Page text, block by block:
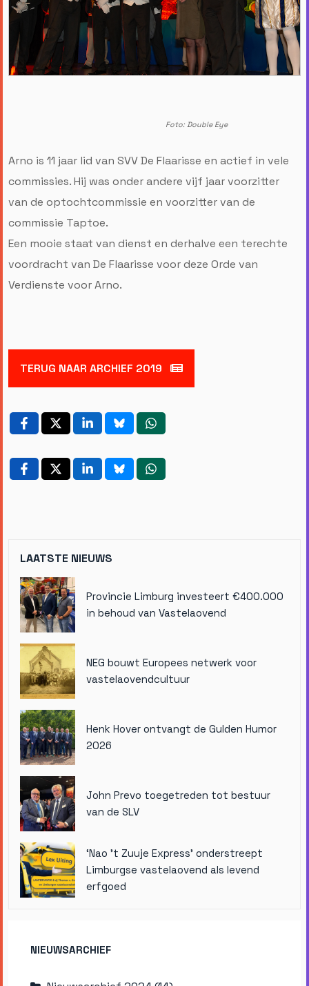
Foto: Double Eye
Arno is 11 jaar lid van SVV De Flaarisse en actief in vele
commissies. Hij was onder andere vijf jaar voorzitter
van de optochtcommissie en voorzitter van de
commissie Taptoe.
Een mooie staat van dienst en derhalve een terechte
voordracht van De Flaarisse voor deze Orde van
Verdienste voor Arno.
TERUG NAAR ARCHIEF 2019
LAATSTE NIEUWS
Provincie Limburg investeert €400.000
in behoud van Vastelaovend
NEG bouwt Europees netwerk voor
vastelaovendcultuur
Henk Hover ontvangt de Gulden Humor
2026
John Prevo toegetreden tot bestuur
van de SLV
‘Nao ’t Zuuje Express’ onderstreept
Limburgse vastelaovend als levend
erfgoed
NIEUWSARCHIEF